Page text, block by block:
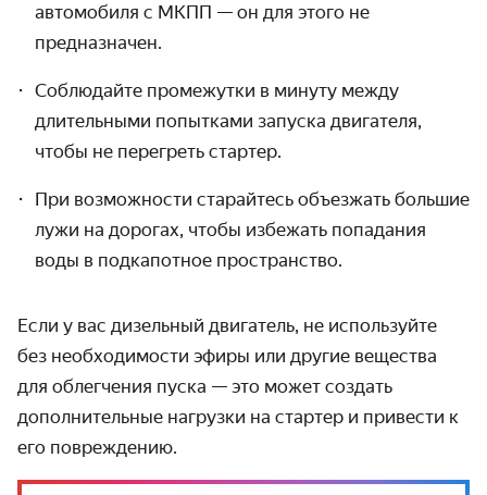
автомобиля с МКПП — он для этого не
предназначен.
Соблюдайте промежутки в минуту между
длительными попытками запуска двигателя,
чтобы не перегреть стартер.
При возможности старайтесь объезжать большие
лужи на дорогах, чтобы избежать попадания
воды в подкапотное пространство.
Если у вас дизельный двигатель, не используйте
без необходимости эфиры или другие вещества
для облегчения пуска — это может создать
дополнительные нагрузки на стартер и привести к
его повреждению.